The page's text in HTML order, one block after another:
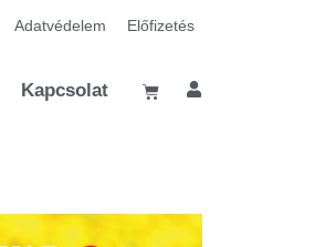
Adatvédelem Előfizetés
Kapcsolat